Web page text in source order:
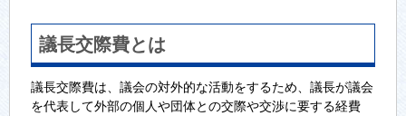
議長交際費とは
議長交際費は、議会の対外的な活動をするため、議長が議会
を代表して外部の個人や団体との交際や交渉に要する経費